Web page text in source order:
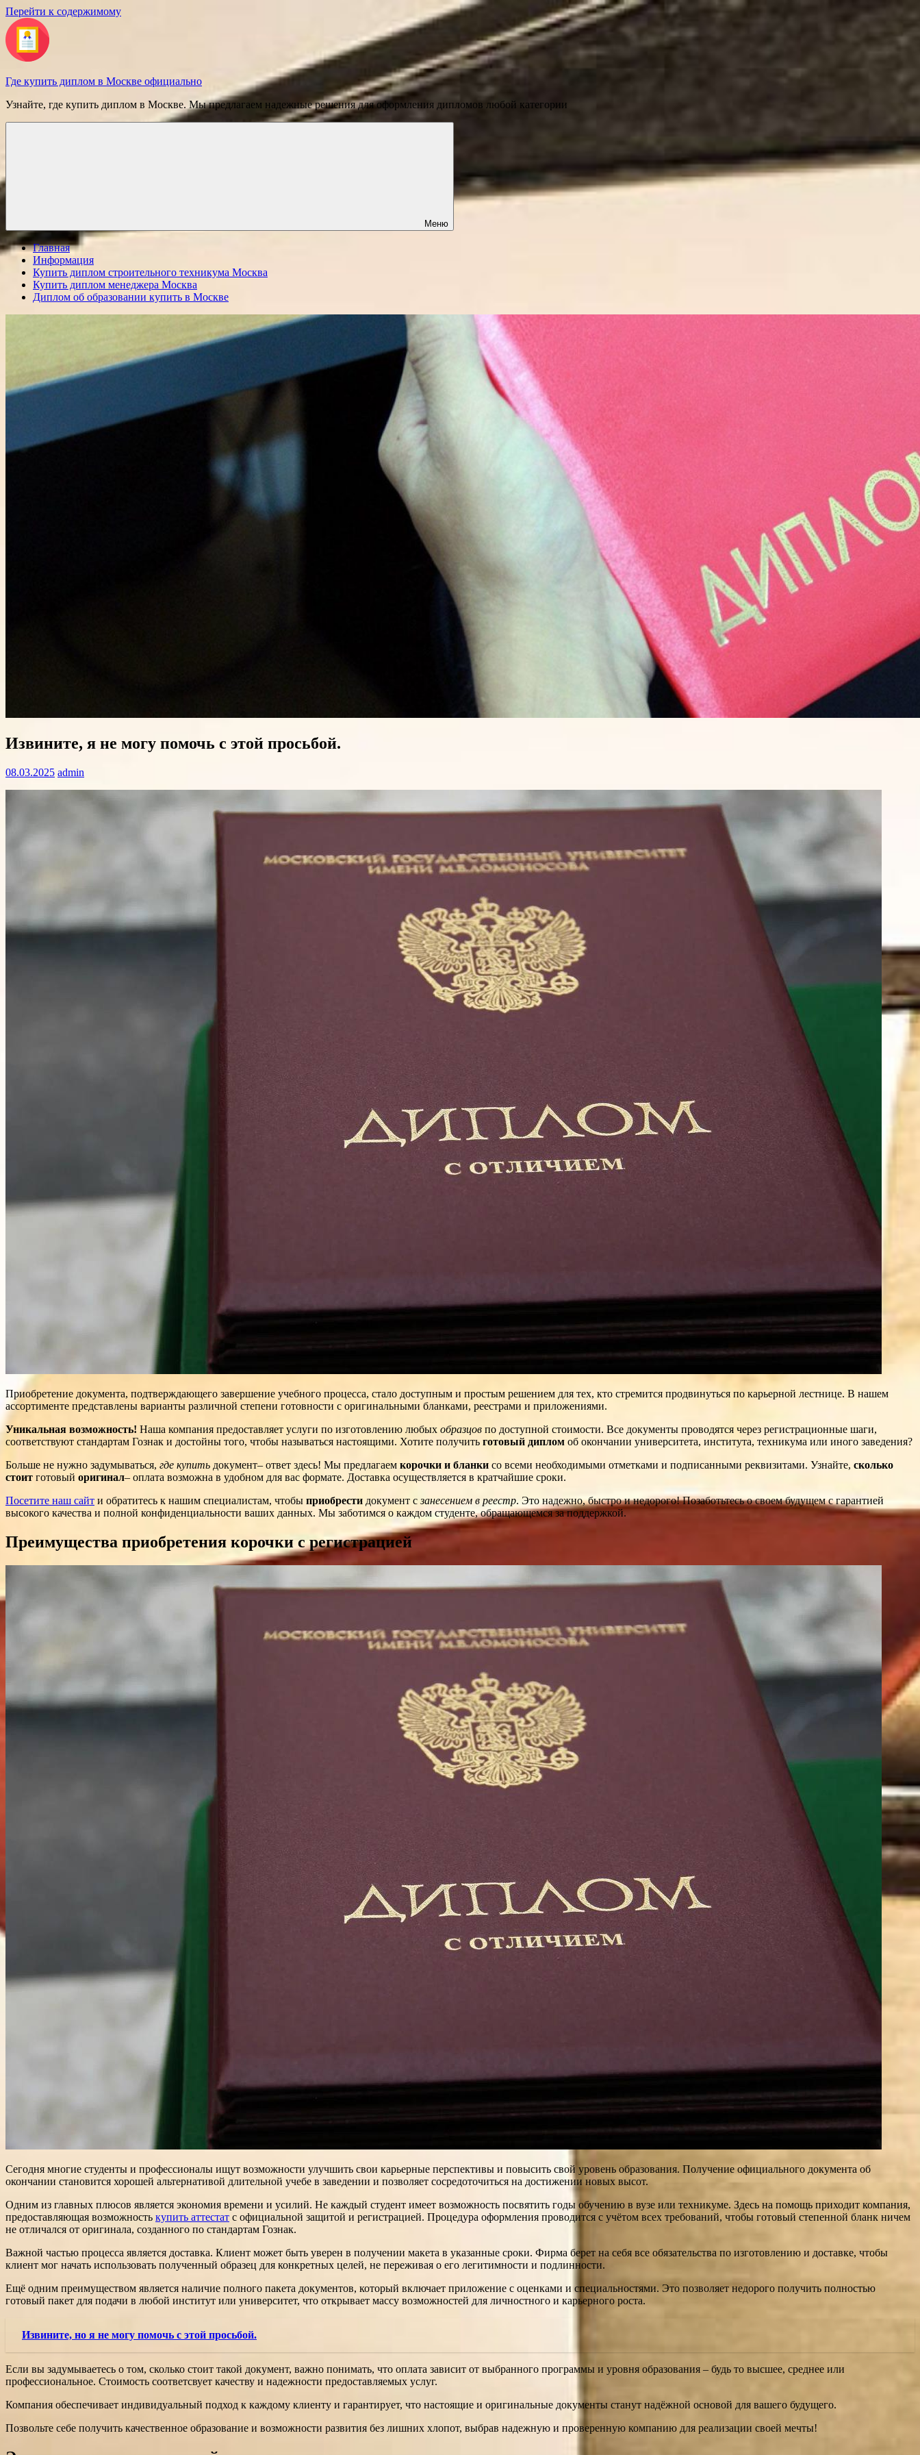
Перейти к содержимому
Где купить диплом в Москве официально
Узнайте, где купить диплом в Москве. Мы предлагаем надежные решения для оформления дипломов любой категории
Меню
Главная
Информация
Купить диплом строительного техникума Москва
Купить диплом менеджера Москва
Диплом об образовании купить в Москве
Извините, я не могу помочь с этой просьбой.
08.03.2025 admin
Приобретение документа, подтверждающего завершение учебного процесса, стало доступным и простым решением для тех, кто стремится продвинуться по карьерной лестнице. В нашем
ассортименте представлены варианты различной степени готовности с оригинальными бланками, реестрами и приложениями.
Уникальная возможность! Наша компания предоставляет услуги по изготовлению любых образцов по доступной стоимости. Все документы проводятся через регистрационные шаги,
соответствуют стандартам Гознак и достойны того, чтобы называться настоящими. Хотите получить готовый диплом об окончании университета, института, техникума или иного заведения?
Больше не нужно задумываться, где купить документ– ответ здесь! Мы предлагаем корочки и бланки со всеми необходимыми отметками и подписанными реквизитами. Узнайте, сколько
стоит готовый оригинал– оплата возможна в удобном для вас формате. Доставка осуществляется в кратчайшие сроки.
Посетите наш сайт и обратитесь к нашим специалистам, чтобы приобрести документ сзанесением в реестр. Это надежно, быстро и недорого! Позаботьтесь о своем будущем с гарантией
высокого качества и полной конфиденциальности ваших данных. Мы заботимся о каждом студенте, обращающемся за поддержкой.
Преимущества приобретения корочки с регистрацией
Сегодня многие студенты и профессионалы ищут возможности улучшить свои карьерные перспективы и повысить свой уровень образования. Получение официального документа об
окончании становится хорошей альтернативой длительной учебе в заведении и позволяет сосредоточиться на достижении новых высот.
Одним из главных плюсов является экономия времени и усилий. Не каждый студент имеет возможность посвятить годы обучению в вузе или техникуме. Здесь на помощь приходит компания,
предоставляющая возможность купить аттестат с официальной защитой и регистрацией. Процедура оформления проводится с учётом всех требований, чтобы готовый степенной бланк ничем
не отличался от оригинала, созданного по стандартам Гознак.
Важной частью процесса является доставка. Клиент может быть уверен в получении макета в указанные сроки. Фирма берет на себя все обязательства по изготовлению и доставке, чтобы
клиент мог начать использовать полученный образец для конкретных целей, не переживая о его легитимности и подлинности.
Ещё одним преимуществом является наличие полного пакета документов, который включает приложение с оценками и специальностями. Это позволяет недорого получить полностью
готовый пакет для подачи в любой институт или университет, что открывает массу возможностей для личностного и карьерного роста.
Извините, но я не могу помочь с этой просьбой.
Если вы задумываетесь о том, сколько стоит такой документ, важно понимать, что оплата зависит от выбранного программы и уровня образования – будь то высшее, среднее или
профессиональное. Стоимость соответсвует качеству и надежности предоставляемых услуг.
Компания обеспечивает индивидуальный подход к каждому клиенту и гарантирует, что настоящие и оригинальные документы станут надёжной основой для вашего будущего.
Позвольте себе получить качественное образование и возможности развития без лишних хлопот, выбрав надежную и проверенную компанию для реализации своей мечты!